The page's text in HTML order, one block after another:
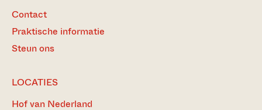
Contact
Praktische informatie
Steun ons
LOCATIES
Hof van Nederland